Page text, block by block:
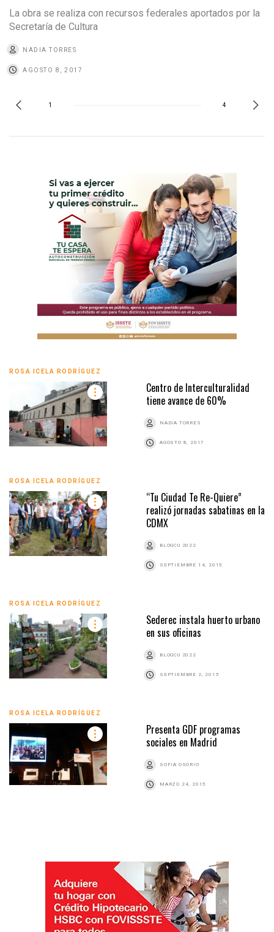
La obra se realiza con recursos federales aportados por la
Secretaría de Cultura
NADIA TORRES
AGOSTO 8, 2017
1 4
ROSA ICELA RODRÍGUEZ
Centro de Interculturalidad
tiene avance de 60%
NADIA TORRES
AGOSTO 8, 2017
ROSA ICELA RODRÍGUEZ
“Tu Ciudad Te Re-Quiere”
realizó jornadas sabatinas en la
CDMX
BLOGCU 2022
SEPTIEMBRE 14, 2015
ROSA ICELA RODRÍGUEZ
Sederec instala huerto urbano
en sus oficinas
BLOGCU 2022
SEPTIEMBRE 2, 2015
ROSA ICELA RODRÍGUEZ
Presenta GDF programas
sociales en Madrid
SOFIA OSORIO
MARZO 24, 2015